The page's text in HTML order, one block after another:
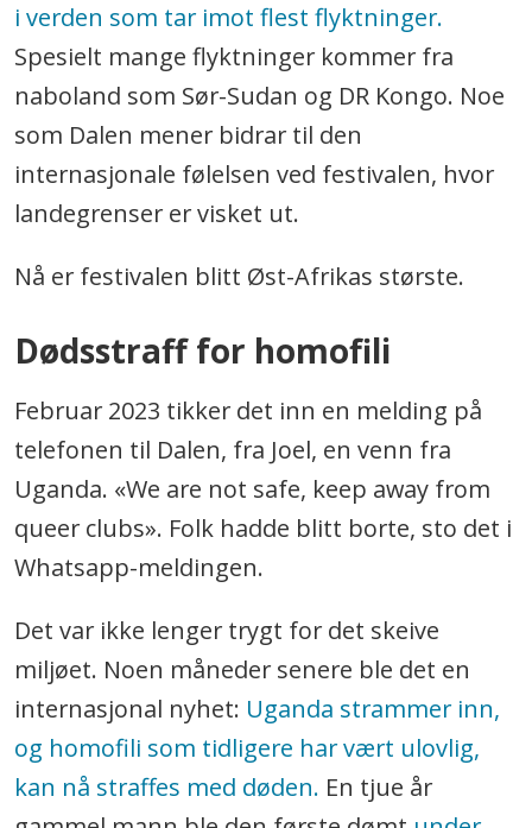
i verden som tar imot flest flyktninger.
Spesielt mange flyktninger kommer fra
naboland som Sør-Sudan og DR Kongo. Noe
som Dalen mener bidrar til den
internasjonale følelsen ved festivalen, hvor
landegrenser er visket ut.
Nå er festivalen blitt Øst-Afrikas største.
Dødsstraff for homofili
Februar 2023 tikker det inn en melding på
telefonen til Dalen, fra Joel, en venn fra
Uganda. «We are not safe, keep away from
queer clubs». Folk hadde blitt borte, sto det i
Whatsapp-meldingen.
Det var ikke lenger trygt for det skeive
miljøet. Noen måneder senere ble det en
internasjonal nyhet: Uganda strammer inn,
og homofili som tidligere har vært ulovlig,
kan nå straffes med døden. En tjue år